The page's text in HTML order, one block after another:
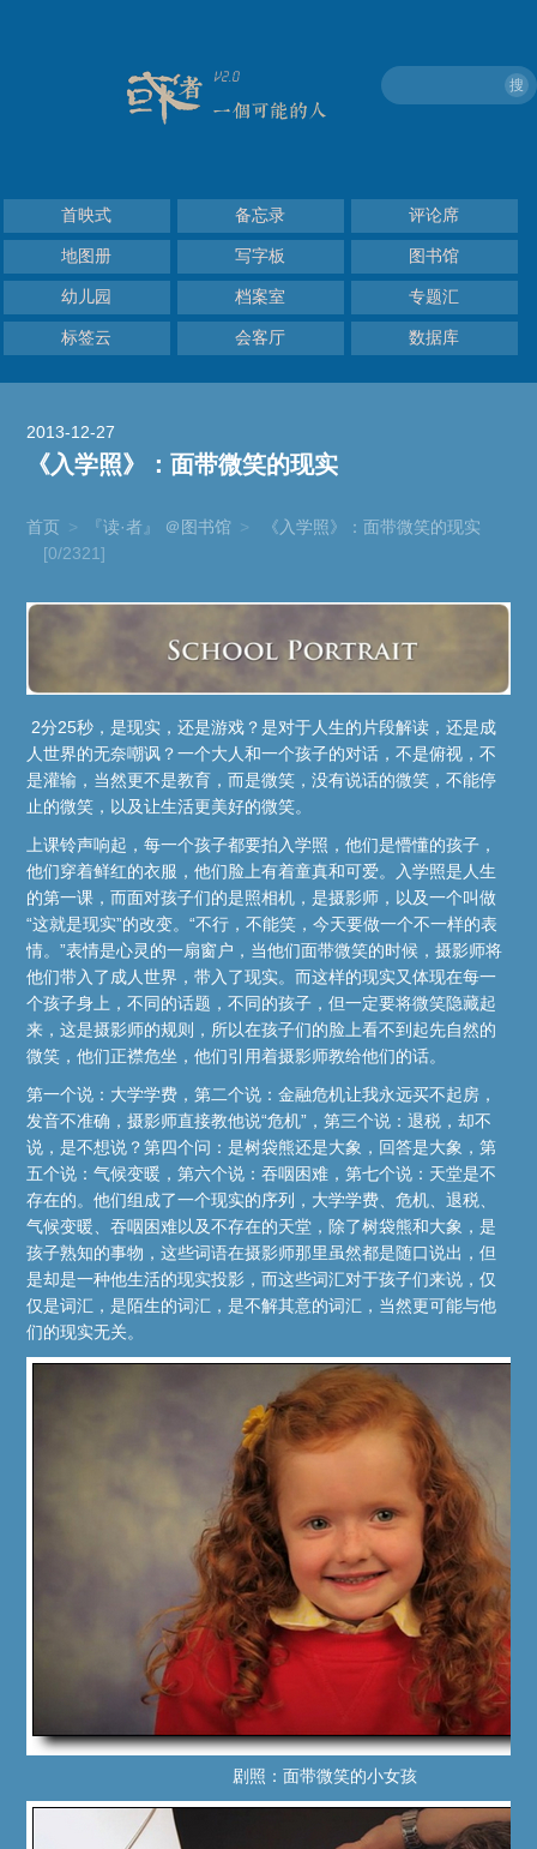
搜
首映式 备忘录 评论席
地图册 写字板 图书馆
幼儿园 档案室 专题汇
标签云 会客厅 数据库
2013-12-27
《入学照》：面带微笑的现实
首页 > 『读·者』 ＠图书馆 >
《入学照》：面带微笑的现实
[0/2321]
2分25秒，是现实，还是游戏？是对于人生的片段解读，还是成
人世界的无奈嘲讽？一个大人和一个孩子的对话，不是俯视，不
是灌输，当然更不是教育，而是微笑，没有说话的微笑，不能停
止的微笑，以及让生活更美好的微笑。
上课铃声响起，每一个孩子都要拍入学照，他们是懵懂的孩子，
他们穿着鲜红的衣服，他们脸上有着童真和可爱。入学照是人生
的第一课，而面对孩子们的是照相机，是摄影师，以及一个叫做
“这就是现实”的改变。“不行，不能笑，今天要做一个不一样的表
情。”表情是心灵的一扇窗户，当他们面带微笑的时候，摄影师将
他们带入了成人世界，带入了现实。而这样的现实又体现在每一
个孩子身上，不同的话题，不同的孩子，但一定要将微笑隐藏起
来，这是摄影师的规则，所以在孩子们的脸上看不到起先自然的
微笑，他们正襟危坐，他们引用着摄影师教给他们的话。
第一个说：大学学费，第二个说：金融危机让我永远买不起房，
发音不准确，摄影师直接教他说“危机”，第三个说：退税，却不
说，是不想说？第四个问：是树袋熊还是大象，回答是大象，第
五个说：气候变暖，第六个说：吞咽困难，第七个说：天堂是不
存在的。他们组成了一个现实的序列，大学学费、危机、退税、
气候变暖、吞咽困难以及不存在的天堂，除了树袋熊和大象，是
孩子熟知的事物，这些词语在摄影师那里虽然都是随口说出，但
是却是一种他生活的现实投影，而这些词汇对于孩子们来说，仅
仅是词汇，是陌生的词汇，是不解其意的词汇，当然更可能与他
们的现实无关。
剧照：面带微笑的小女孩